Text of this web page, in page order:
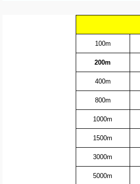
100m
200m
400m
800m
1000m
1500m
3000m
5000m